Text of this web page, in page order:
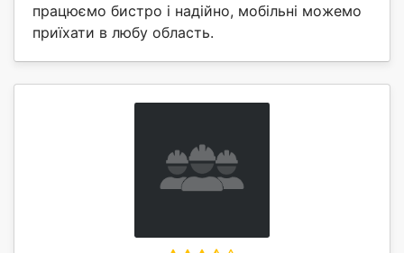
працюємо бистро і надійно, мобільні можемо
приїхати в любу область.